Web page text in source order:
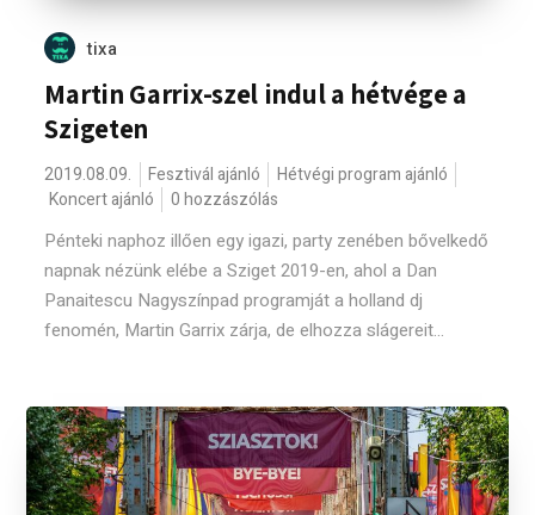
tixa
Martin Garrix-szel indul a hétvége a
Szigeten
2019.08.09. Fesztivál ajánló
Hétvégi program ajánló
Koncert ajánló
0 hozzászólás
Pénteki naphoz illően egy igazi, party zenében bővelkedő
napnak nézünk elébe a Sziget 2019-en, ahol a Dan
Panaitescu Nagyszínpad programját a holland dj
fenomén, Martin Garrix zárja, de elhozza slágereit...